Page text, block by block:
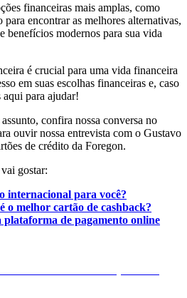
financeiras mais amplas, como
encontrar as melhores alternativas,
benefícios modernos para sua vida
é crucial para uma vida financeira
em suas escolhas financeiras e, caso
aqui para ajudar!
confira nossa conversa no
ouvir nossa entrevista com o Gustavo
de crédito da Foregon.
gostar:
internacional para você?
o melhor cartão de cashback?
plataforma de pagamento online